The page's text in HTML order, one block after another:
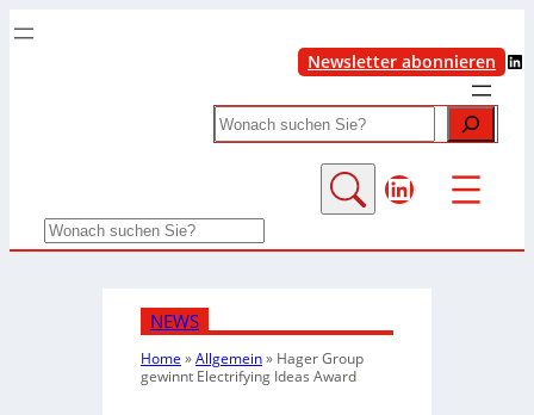
Newsletter abonnieren LinkedIn
Search
LinkedIn
Search
NEWS
Home »Allgemein» Hager Group
gewinnt Electrifying Ideas Award